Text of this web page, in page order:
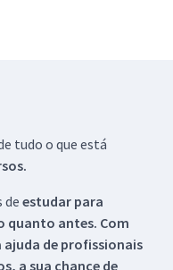
tudo o que está
de estudar para
quanto antes. Com
de profissionais
a sua chance de